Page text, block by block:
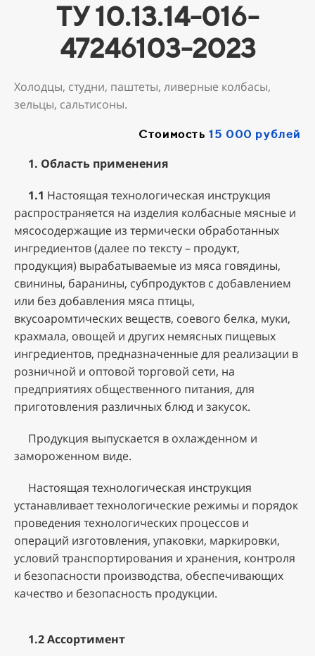
ТУ 10.13.14-016-
47246103-2023
Холодцы, студни, паштеты, ливерные колбасы,
зельцы, сальтисоны.
Стоимость15 000 рублей
1. Область применения
1.1 Настоящая технологическая инструкция
распространяется на изделия колбасные мясные и
мясосодержащие из термически обработанных
ингредиентов (далее по тексту – продукт,
продукция) вырабатываемые из мяса говядины,
свинины, баранины, субпродуктов с добавлением
или без добавления мяса птицы,
вкусоаромтических веществ, соевого белка, муки,
крахмала, овощей и других немясных пищевых
ингредиентов, предназначенные для реализации в
розничной и оптовой торговой сети, на
предприятиях общественного питания, для
приготовления различных блюд и закусок.
Продукция выпускается в охлажденном и
замороженном виде.
Настоящая технологическая инструкция
устанавливает технологические режимы и порядок
проведения технологических процессов и
операций изготовления, упаковки, маркировки,
условий транспортирования и хранения, контроля
и безопасности производства, обеспечивающих
качество и безопасность продукции.
1.2 Ассортимент